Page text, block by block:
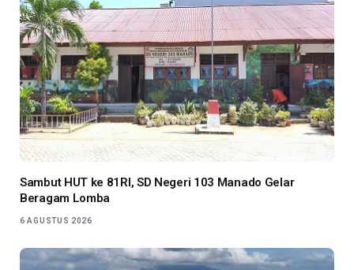
Sambut HUT ke 81RI, SD Negeri 103 Manado Gelar
Beragam Lomba
6 AGUSTUS 2026